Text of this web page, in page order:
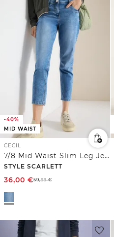
-40%
MID WAIST
CECIL
7/8 Mid Waist Slim Leg Jeans im Casual Fit
STYLE SCARLETT
36,00 €59,99€